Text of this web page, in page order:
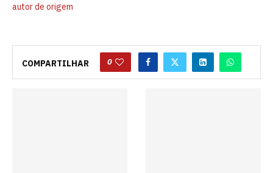
autor de origem
COMPARTILHAR 0